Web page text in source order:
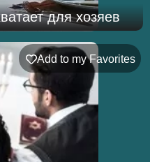
для хозяев
Add to my Favorites